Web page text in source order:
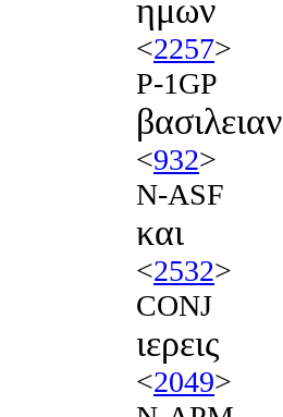
ημων
<2257>
P-1GP
βασιλειαν
<932>
N-ASF
και
<2532>
CONJ
ιερεις
<2049>